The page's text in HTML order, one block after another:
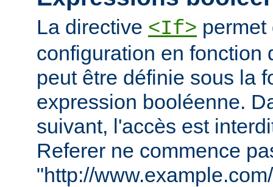
La directive <If> permet
configuration en fonction
peut être définie sous la
expression booléenne.
suivant, l'accès est
Referer ne commence
"http://